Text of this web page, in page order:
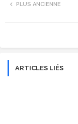
PLUS ANCIENNE
ARTICLES LIÉS